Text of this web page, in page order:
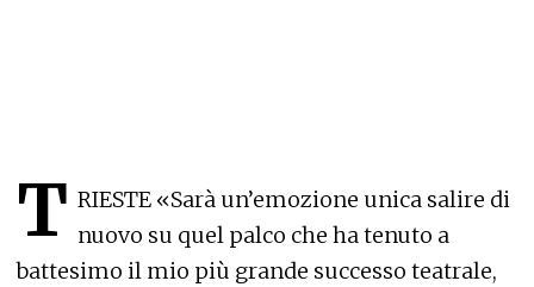
T RIESTE «Sarà un’emozione unica salire di
nuovo su quel palco che ha tenuto a
battesimo il mio più grande successo teatrale,